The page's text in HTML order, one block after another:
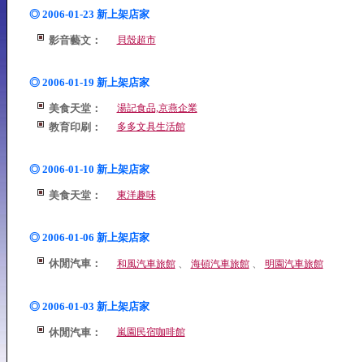
◎ 2006-01-23 新上架店家
影音藝文： 貝殼超市
◎ 2006-01-19 新上架店家
美食天堂： 湯記食品,京燕企業
教育印刷： 多多文具生活館
◎ 2006-01-10 新上架店家
美食天堂： 東洋趣味
◎ 2006-01-06 新上架店家
休閒汽車： 和風汽車旅館、 海頓汽車旅館、 明園汽車旅館
◎ 2006-01-03 新上架店家
休閒汽車： 嵐園民宿咖啡館